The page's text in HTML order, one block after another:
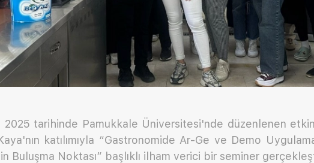
2025 tarihinde Pamukkale Üniversitesi'nde düzenlenen
katılımıyla “Gastronomide Ar-Ge ve Demo
Buluşma Noktası” başlıklı ilham verici bir seminer